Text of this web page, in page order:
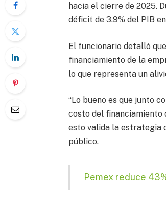
hacia el cierre de 2025.
déficit de 3.9% del PIB
El funcionario detalló
financiamiento de la
lo que representa un
“Lo bueno es que junto
costo del financiamiento
esto valida la estrategia
público.
Pemex reduce